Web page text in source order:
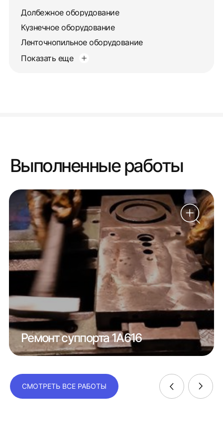
Долбежное оборудование
Кузнечное оборудование
Ленточнопильное оборудование
Показать еще
Выполненные работы
Ремонт суппорта 1А616
СМОТРЕТЬ ВСЕ РАБОТЫ